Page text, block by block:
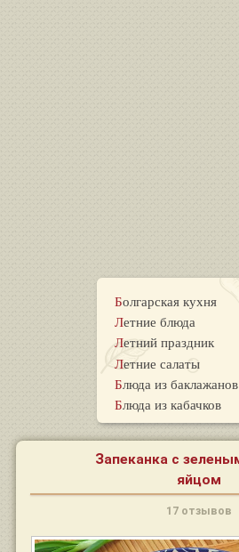
Болгарская кухня
Летние блюда
Летний праздник
Летние салаты
Блюда из баклажанов
Блюда из кабачков
Запеканка с зеленым луком и
яйцом
17 отзывов